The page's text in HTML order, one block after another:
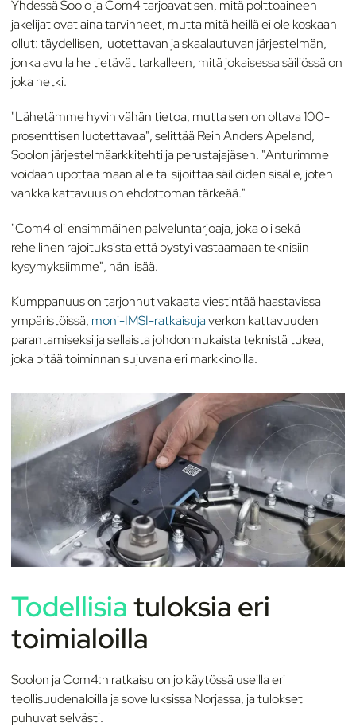
Yhdessä Soolo ja Com4 tarjoavat sen, mitä polttoaineen
jakelijat ovat aina tarvinneet, mutta mitä heillä ei ole koskaan
ollut: täydellisen, luotettavan ja skaalautuvan järjestelmän,
jonka avulla he tietävät tarkalleen, mitä jokaisessa säiliössä on
joka hetki.
"Lähetämme hyvin vähän tietoa, mutta sen on oltava 100-
prosenttisen luotettavaa", selittää Rein Anders Apeland,
Soolon järjestelmäarkkitehti ja perustajajäsen. "Anturimme
voidaan upottaa maan alle tai sijoittaa säiliöiden sisälle, joten
vankka kattavuus on ehdottoman tärkeää."
"Com4 oli ensimmäinen palveluntarjoaja, joka oli sekä
rehellinen rajoituksista että pystyi vastaamaan teknisiin
kysymyksiimme", hän lisää.
Kumppanuus on tarjonnut vakaata viestintää haastavissa
ympäristöissä, moni-IMSI-ratkaisujaverkon kattavuuden
parantamiseksi ja sellaista johdonmukaista teknistä tukea,
joka pitää toiminnan sujuvana eri markkinoilla.
Todellisiatuloksia eri
toimialoilla
Soolon ja Com4:n ratkaisu on jo käytössä useilla eri
teollisuudenaloilla ja sovelluksissa Norjassa, ja tulokset
puhuvat selvästi.